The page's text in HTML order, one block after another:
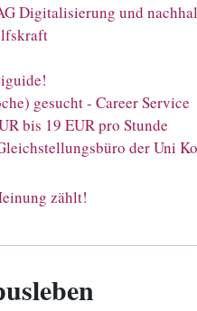
Digitalisierung und
gesucht - Career Service
bis 19 EUR pro Stunde
der Uni
zählt!